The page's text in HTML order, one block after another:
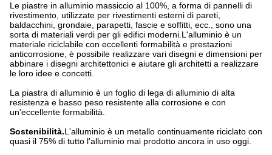
Le piastre in alluminio massiccio al 100%, a forma di pannelli di
rivestimento, utilizzate per rivestimenti esterni di pareti,
baldacchini, grondaie, parapetti, fascie e soffitti, ecc., sono una
sorta di materiali verdi per gli edifici moderni.L'alluminio è un
materiale riciclabile con eccellenti formabilità e prestazioni
anticorrosione, è possibile realizzare vari disegni e dimensioni per
abbinare i disegni architettonici e aiutare gli architetti a realizzare
le loro idee e concetti.
La piastra di alluminio è un foglio di lega di alluminio di alta
resistenza e basso peso resistente alla corrosione e con
un'eccellente formabilità.
Sostenibilità.L'alluminio è un metallo continuamente riciclato con
quasi il 75% di tutto l'alluminio mai prodotto ancora in uso oggi.